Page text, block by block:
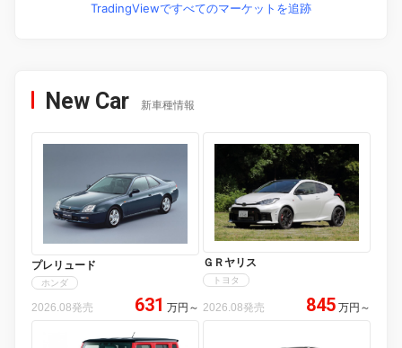
TradingViewですべてのマーケットを追跡
New Car 新車種情報
プレリュード
ホンダ
2026.08発売 631 万円 ～
ＧＲヤリス
トヨタ
2026.08発売 845 万円 ～